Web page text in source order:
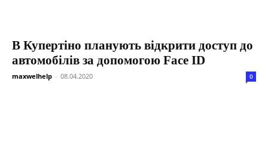
В Купертіно планують відкрити доступ до
автомобілів за допомогою Face ID
maxwelhelp - 08.04.2020 0